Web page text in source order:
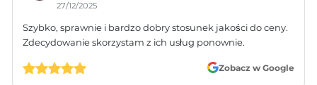
27/12/2025
Szybko, sprawnie i bardzo dobry stosunek jakości do ceny.
Zdecydowanie skorzystam z ich usług ponownie.
Zobacz w Google